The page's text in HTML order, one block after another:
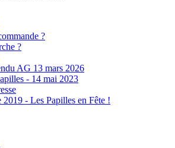
?
?
AG 13 mars 2026
- 14 mai 2023
2019 - Les Papilles en Fête !